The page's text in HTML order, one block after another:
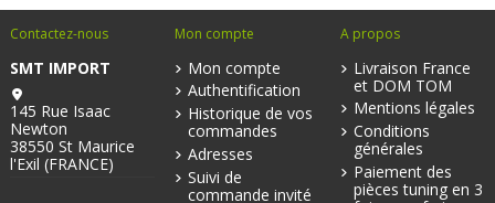
Contactez-nous
SMT IMPORT
145 Rue Isaac
Newton
38550 St Maurice
l'Exil (FRANCE)
Mon compte
Mon compte
Authentification
Historique de vos
commandes
Adresses
Suivi de
commande invité
A propos
Livraison France
et DOM TOM
Mentions légales
Conditions
générales
Paiement des
pièces tuning en 3